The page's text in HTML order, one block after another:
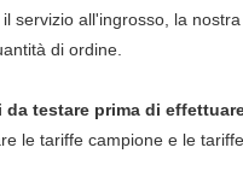
servizio all'ingrosso, la
di ordine.
testare prima di
le tariffe campione e le